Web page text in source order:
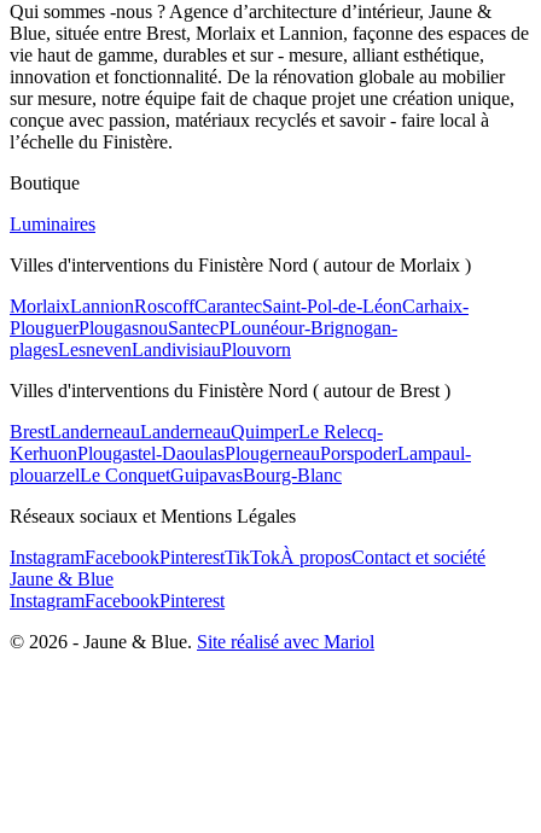
Qui sommes -nous ? Agence d’architecture d’intérieur, Jaune &
Blue, située entre Brest, Morlaix et Lannion, façonne des espaces de
vie haut de gamme, durables et sur - mesure, alliant esthétique,
innovation et fonctionnalité. De la rénovation globale au mobilier
sur mesure, notre équipe fait de chaque projet une création unique,
conçue avec passion, matériaux recyclés et savoir - faire local à
l’échelle du Finistère.
Boutique
Luminaires
Villes d'interventions du Finistère Nord ( autour de Morlaix )
MorlaixLannionRoscoffCarantecSaint-Pol-de-LéonCarhaix-
PlouguerPlougasnouSantecPLounéour-Brignogan-
plagesLesnevenLandivisiauPlouvorn
Villes d'interventions du Finistère Nord ( autour de Brest )
BrestLanderneauLanderneauQuimperLe Relecq-
KerhuonPlougastel-DaoulasPlougerneauPorspoderLampaul-
plouarzelLe ConquetGuipavasBourg-Blanc
Réseaux sociaux et Mentions Légales
InstagramFacebookPinterestTikTokÀ proposContact et société
Jaune & Blue
InstagramFacebookPinterest
© 2026 - Jaune & Blue. Site réalisé avec Mariol